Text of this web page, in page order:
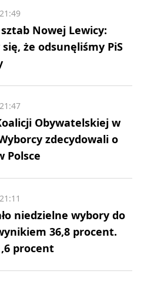
Nowej Lewicy:
się, że odsunęliśmy PiS
Obywatelskiej w
zdecydowali o
Polsce
niedzielne wybory do
36,8 procent.
procent